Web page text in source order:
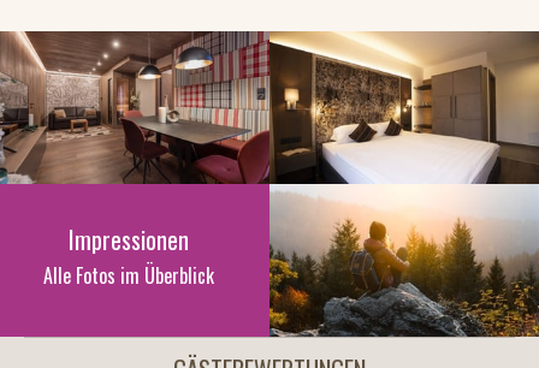
Impressionen
Alle Fotos im Überblick